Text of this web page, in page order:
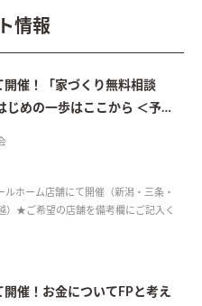
情報
開催！「家づくり無料相談
じめの一歩はここから ＜予約
ルホーム店舗にて開催（新潟・三条・
）★ご希望の店舗を備考欄にご記入く
開催！お金についてFPと考え